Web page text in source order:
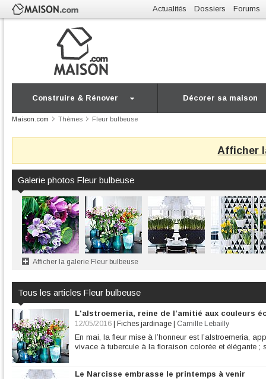
Actualités Dossiers Forums
Construire & Rénover Décorer sa maison
Maison.com Thèmes Fleur bulbeuse
Afficher
Galerie photos Fleur bulbeuse
Afficher la galerie Fleur bulbeuse
Tous les articles Fleur bulbeuse
L'alstroemeria, reine de l’amitié aux couleurs
12/05/2016 Fiches jardinage Camille Lebailly
En mai, la fleur mise à l’honneur est l’alstroemeria,
vivace à tubercule à la floraison colorée et élégante ;
Le Narcisse embrasse le printemps à venir